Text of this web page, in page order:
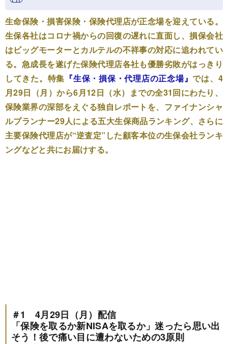
生命保険・損害保険・保険代理店が正念場を迎えている。
生保各社はコロナ禍からの回復の遅れに直面し、損保会社
はビッグモーターとカルテルの不祥事の対応に追われてい
る。急成長を遂げた保険代理店各社も優勝劣敗がはっきり
してきた。特集 『生保・損保・代理店の正念場』では、4
月29日（月）から6月12日（水）までの全31回にわたり、
保険業界の深部をえぐる独自レポートを、ファイナンシャ
ルプランナー29人による五大生保商品ランキング、さらに
主要保険代理店が“逆査定”した顧客本位の生保会社ランキ
ングなどと共にお届けする。
＃1 4月29日（月）配信
「保険を取るか新NISAを取るか」迷ったら思い出
そう！後で痛い目に遭わないための3原則